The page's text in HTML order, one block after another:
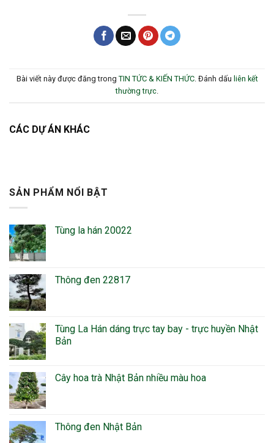
SẢN PHẨM NỔI BẬT
Tùng la hán 20022
Thông đen 22817
Tùng La Hán dáng trực tay bay - trực huyền Nhật
Bản
Cây hoa trà Nhật Bản nhiều màu hoa
Thông đen Nhật Bản
Bài viết này được đăng trong TIN TỨC & KIẾN THỨC. Đánh dấu liên kết
thường trực.
CÁC DỰ ÁN KHÁC